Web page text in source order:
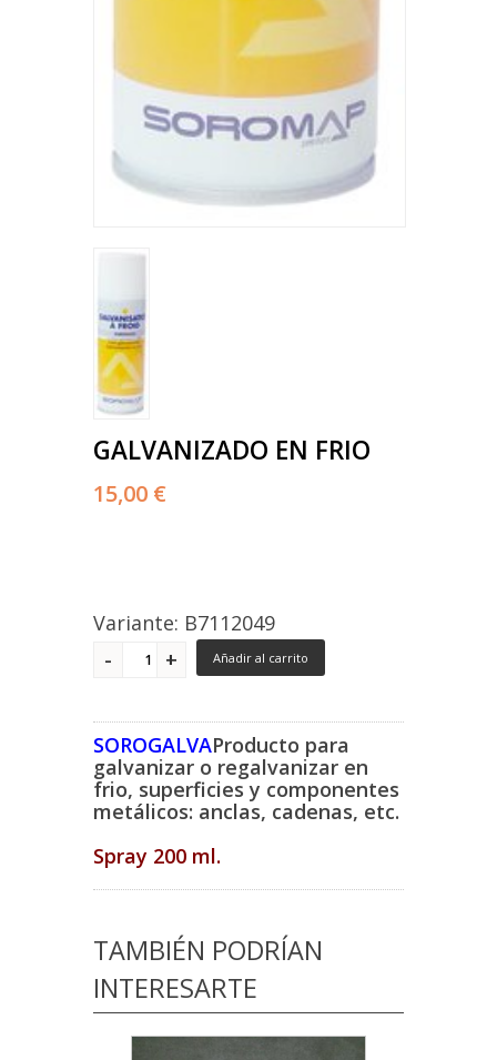
GALVANIZADO EN FRIO
15,00 €
Variante: B7112049
Añadir al carrito
SOROGALVAProducto para
galvanizar o regalvanizar en
frio, superficies y componentes
metálicos: anclas, cadenas, etc.
Spray 200 ml.
TAMBIÉN PODRÍAN
INTERESARTE